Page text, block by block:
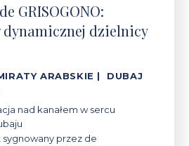
GRISOGONO:
dynamicznej dzielnicy
ARABSKIE | DUBAJ
nad kanałem w sercu
przez de